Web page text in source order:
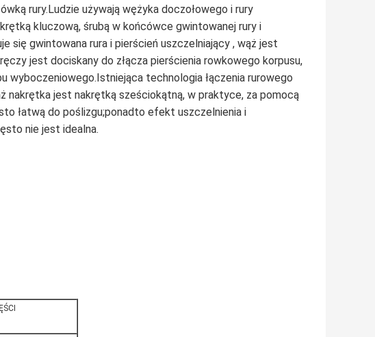
rury.Ludzie używają wężyka doczołowego i rury
kluczową, śrubą w końcówce gwintowanej rury i
się gwintowana rura i pierścień uszczelniający , wąż jest
jest dociskany do złącza pierścienia rowkowego korpusu,
wyboczeniowego.Istniejąca technologia łączenia rurowego
nakrętka jest nakrętką sześciokątną, w praktyce, za pomocą
łatwą do poślizgu;ponadto efekt uszczelnienia i
nie jest idealna.